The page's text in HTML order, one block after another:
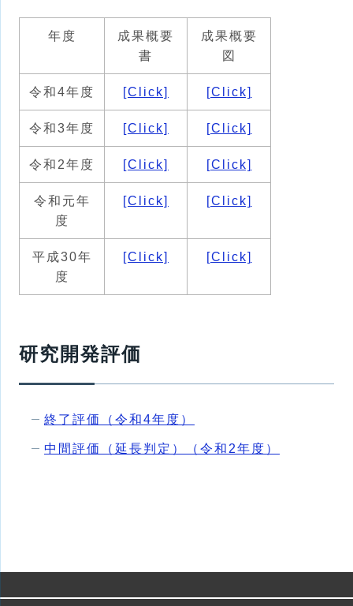
年度
成果概要
書
成果概要
図
令和4年度 [Click] [Click]
令和3年度 [Click] [Click]
令和2年度 [Click] [Click]
令和元年
度
[Click] [Click]
平成30年
度
[Click] [Click]
研究開発評価
終了評価（令和4年度）
中間評価（延長判定）（令和2年度）